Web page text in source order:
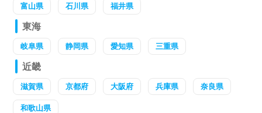
富山県 石川県 福井県
東海
岐阜県 静岡県 愛知県 三重県
近畿
滋賀県 京都府 大阪府 兵庫県 奈良県
和歌山県